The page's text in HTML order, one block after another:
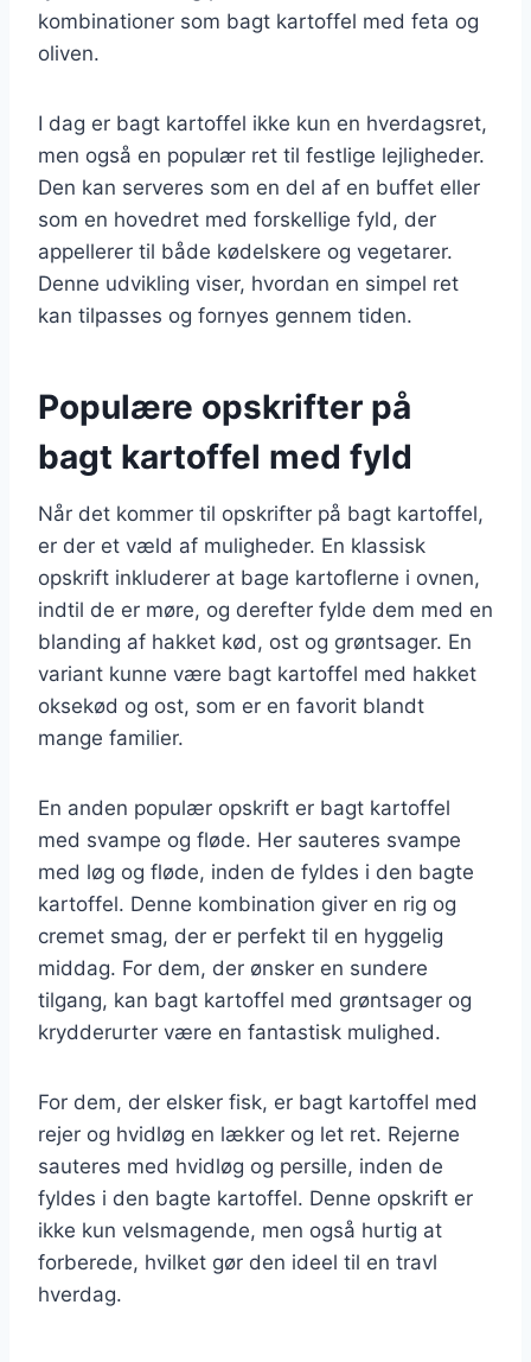
kombinationer som bagt kartoffel med feta og
oliven.
I dag er bagt kartoffel ikke kun en hverdagsret,
men også en populær ret til festlige lejligheder.
Den kan serveres som en del af en buffet eller
som en hovedret med forskellige fyld, der
appellerer til både kødelskere og vegetarer.
Denne udvikling viser, hvordan en simpel ret
kan tilpasses og fornyes gennem tiden.
Populære opskrifter på
bagt kartoffel med fyld
Når det kommer til opskrifter på bagt kartoffel,
er der et væld af muligheder. En klassisk
opskrift inkluderer at bage kartoflerne i ovnen,
indtil de er møre, og derefter fylde dem med en
blanding af hakket kød, ost og grøntsager. En
variant kunne være bagt kartoffel med hakket
oksekød og ost, som er en favorit blandt
mange familier.
En anden populær opskrift er bagt kartoffel
med svampe og fløde. Her sauteres svampe
med løg og fløde, inden de fyldes i den bagte
kartoffel. Denne kombination giver en rig og
cremet smag, der er perfekt til en hyggelig
middag. For dem, der ønsker en sundere
tilgang, kan bagt kartoffel med grøntsager og
krydderurter være en fantastisk mulighed.
For dem, der elsker fisk, er bagt kartoffel med
rejer og hvidløg en lækker og let ret. Rejerne
sauteres med hvidløg og persille, inden de
fyldes i den bagte kartoffel. Denne opskrift er
ikke kun velsmagende, men også hurtig at
forberede, hvilket gør den ideel til en travl
hverdag.